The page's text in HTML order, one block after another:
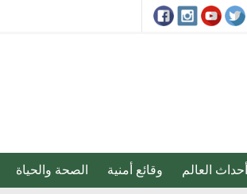
أحداث العالم وقائع أمنية الصحة والحياة